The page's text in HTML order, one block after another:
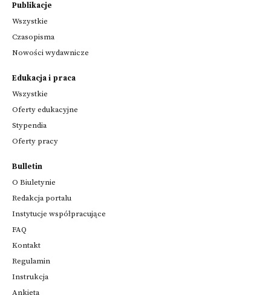
Publikacje
Wszystkie
Czasopisma
Nowości wydawnicze
Edukacja i praca
Wszystkie
Oferty edukacyjne
Stypendia
Oferty pracy
Bulletin
O Biuletynie
Redakcja portalu
Instytucje współpracujące
FAQ
Kontakt
Regulamin
Instrukcja
Ankieta